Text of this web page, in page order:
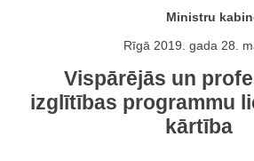
Ministru
Rīgā 2019. gada 28.
Vispārējās un
izglītības programmu
kārtība